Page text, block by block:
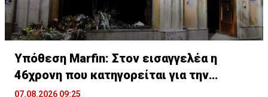
Υπόθεση Marfin: Στον εισαγγελέα η
46χρονη που κατηγορείται για την
επίθεση
07.08.2026 09:25